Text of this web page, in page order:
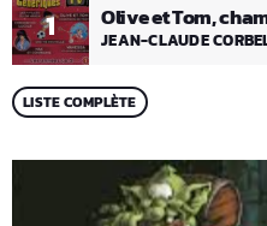
1 Olive et Tom,
JEAN-CLAUDE
LISTE COMPLÈTE